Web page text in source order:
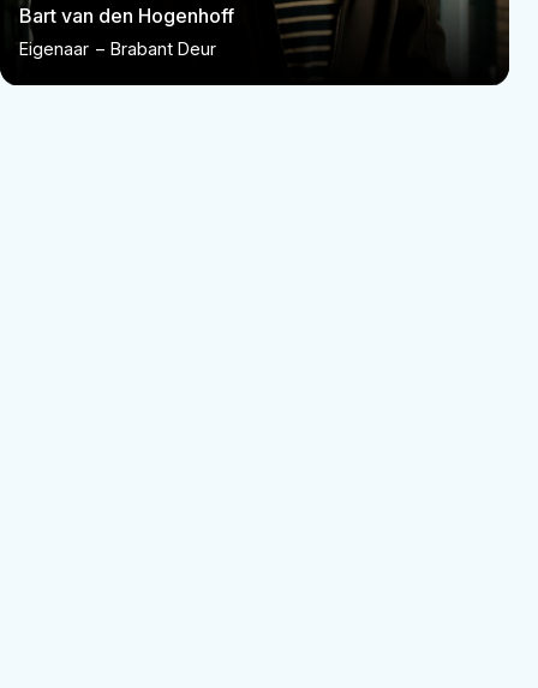
Bart van den Hogenhoff
Eigenaar – Brabant Deur